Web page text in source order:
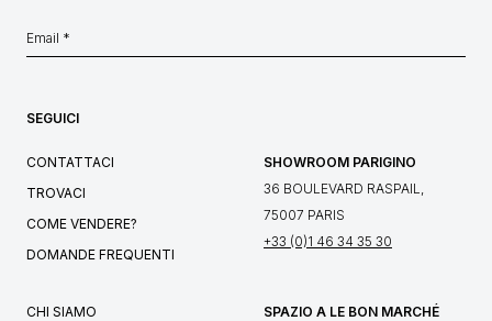
SEGUICI
CONTATTACI
TROVACI
COME VENDERE?
DOMANDE FREQUENTI
SHOWROOM PARIGINO
36 BOULEVARD RASPAIL,
75007 PARIS
+33 (0)1 46 34 35 30
CHI SIAMO
SPAZIO A LE BON MARCHÉ